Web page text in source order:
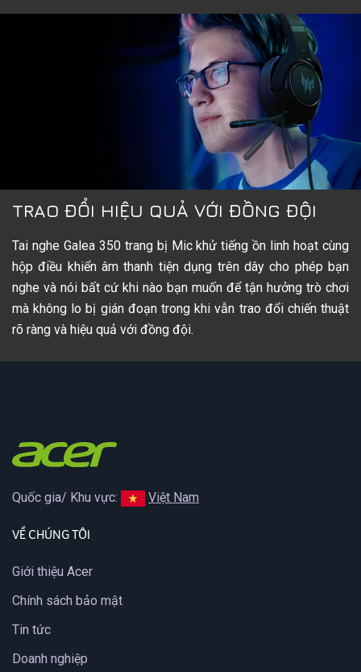
TRAO ĐỔI HIỆU QUẢ VỚI ĐỒNG ĐỘI
Tai nghe Galea 350 trang bị Mic khử tiếng ồn linh hoạt cùng
hộp điều khiển âm thanh tiện dụng trên dây cho phép bạn
nghe và nói bất cứ khi nào bạn muốn để tận hưởng trò chơi
mà không lo bị gián đoạn trong khi vẫn trao đổi chiến thuật
rõ ràng và hiệu quả với đồng đội.
Quốc gia/ Khu vực: Việt Nam
VỀ CHÚNG TÔI
Giới thiệu Acer
Chính sách bảo mật
Tin tức
Doanh nghiệp